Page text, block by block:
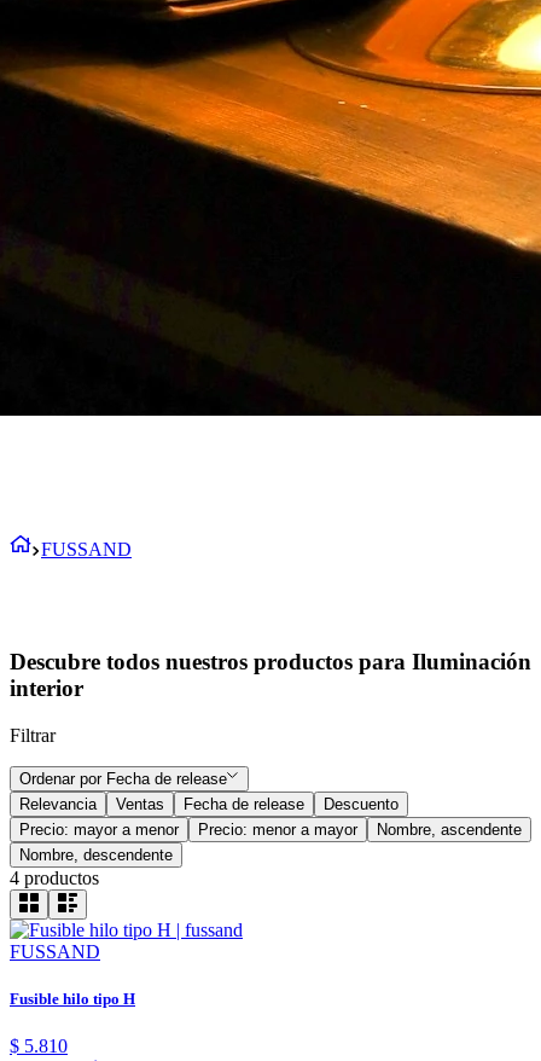
FUSSAND
Descubre todos nuestros productos para Iluminación
interior
Filtrar
Ordenar por Fecha de release
Relevancia
Ventas Fecha de release
Descuento
Precio: mayor a menor
Precio: menor a mayor
Nombre, ascendente
Nombre, descendente
4 productos
FUSSAND
Fusible hilo tipo H
$ 5.810